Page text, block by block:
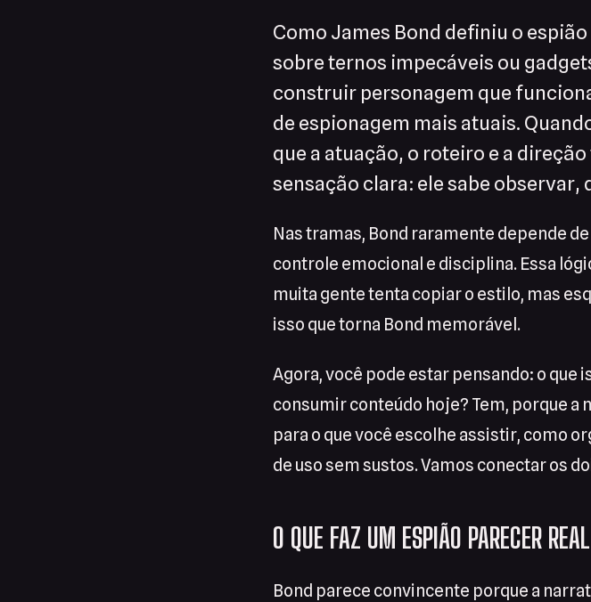
Como James Bond definiu o
sobre ternos impecáveis ou
construir personagem que
de espionagem mais atuais.
que a atuação, o roteiro e a
sensação clara: ele sabe
Nas tramas, Bond raramente depende
controle emocional e disciplina. Essa
muita gente tenta copiar o estilo, mas
isso que torna Bond memorável.
Agora, você pode estar pensando: o que
consumir conteúdo hoje? Tem, porque a
para o que você escolhe assistir, como
de uso sem sustos. Vamos conectar os
O QUE FAZ UM ESPIÃO PARECER
Bond parece convincente porque a